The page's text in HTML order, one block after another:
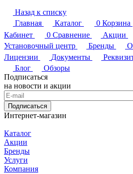
Назад к списку
Главная
Каталог 0 Корзина
Кабинет
0 Сравнение Акции
Установочный центр
Бренды
Лицензии
Документы
Блог
Обзоры
Подписаться
на новости и акции
Подписаться
Интернет-магазин
Каталог
Акции
Бренды
Услуги
Компания